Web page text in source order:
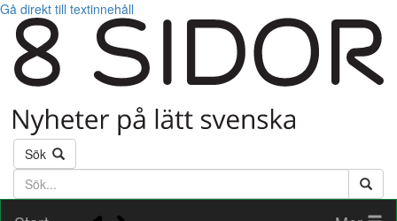
Gå direkt till textinnehåll
Sök
Söktext